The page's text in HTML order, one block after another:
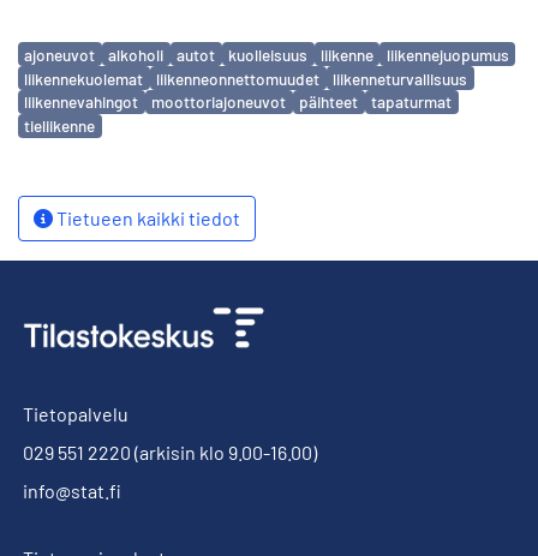
Avainsanat
ajoneuvot alkoholi autot kuolleisuus liikenne
liikennejuopumus
liikennekuolemat
liikenneonnettomuudet
liikenneturvallisuus
liikennevahingot
moottoriajoneuvot päihteet
tapaturmat
tieliikenne
Tietueen kaikki tiedot
Tietopalvelu
029 551 2220 (arkisin klo 9.00-16.00)
info@stat.fi